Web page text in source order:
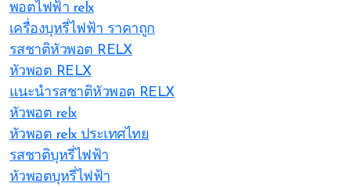
พอตไฟฟ้า relx
เครื่องบุหรี่ไฟฟ้า ราคาถูก
รสชาติหัวพอต RELX
หัวพอต RELX
แนะนำรสชาติหัวพอต RELX
หัวพอต relx
หัวพอต relx ประเทศไทย
รสชาติบุหรี่ไฟฟ้า
หัวพอตบุหรี่ไฟฟ้า